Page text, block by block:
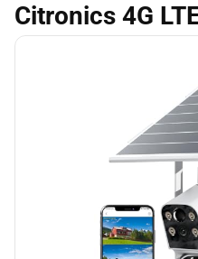
Citronics 4G